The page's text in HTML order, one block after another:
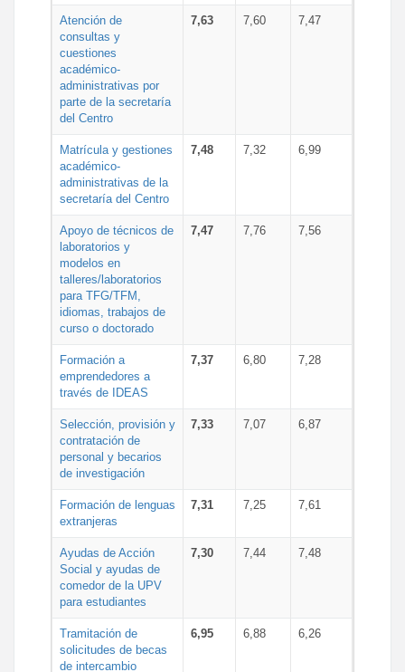
Atención de
consultas y
cuestiones
académico-
administrativas por
parte de la secretaría
del Centro
7,63 7,60 7,47
Matrícula y gestiones
académico-
administrativas de la
secretaría del Centro
7,48 7,32 6,99
Apoyo de técnicos de
laboratorios y
modelos en
talleres/laboratorios
para TFG/TFM,
idiomas, trabajos de
curso o doctorado
7,47 7,76 7,56
Formación a
emprendedores a
través de IDEAS
7,37 6,80 7,28
Selección, provisión y
contratación de
personal y becarios
de investigación
7,33 7,07 6,87
Formación de lenguas
extranjeras
7,31 7,25 7,61
Ayudas de Acción
Social y ayudas de
comedor de la UPV
para estudiantes
7,30 7,44 7,48
Tramitación de
solicitudes de becas
de intercambio
6,95 6,88 6,26